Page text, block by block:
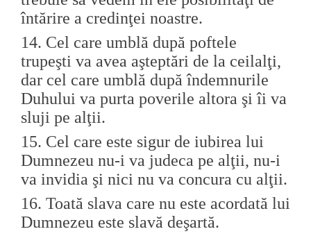
întărire a credinţei noastre.
14. Cel care umblă după poftele
trupeşti va avea aşteptări de la ceilalţi,
dar cel care umblă după îndemnurile
Duhului va purta poverile altora şi îi va
sluji pe alţii.
15. Cel care este sigur de iubirea lui
Dumnezeu nu-i va judeca pe alţii, nu-i
va invidia şi nici nu va concura cu alţii.
16. Toată slava care nu este acordată lui
Dumnezeu este slavă deşartă.